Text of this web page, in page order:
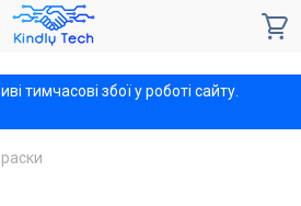
тимчасові збої у роботі сайту.